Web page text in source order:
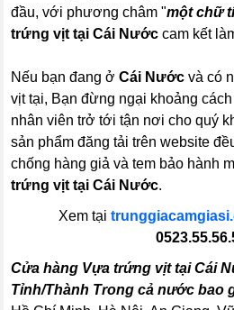
đầu, với phương châm "một chữ
trứng vịt tại Cái Nước cam kết
Nếu bạn đang ởCái Nước và có
vịt tại, Bạn đừng ngại khoảng
nhân viên trở tới tận nơi cho quý
sản phẩm đăng tải trên website
chống hàng giả và tem bảo hành
trứng vịt tại Cái Nước.
Xem tại
Cửa hàng Vựa trứng vịt tại Cái
Tỉnh/Thành Trong cả nước bao